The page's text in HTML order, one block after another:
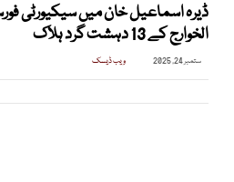
ڈیرہ اسماعیل خان میں سیکیورٹی
الخوارج کے 13 دہشت گرد ہلاک
ستمبر 24, 2025 ویب ڈیسک